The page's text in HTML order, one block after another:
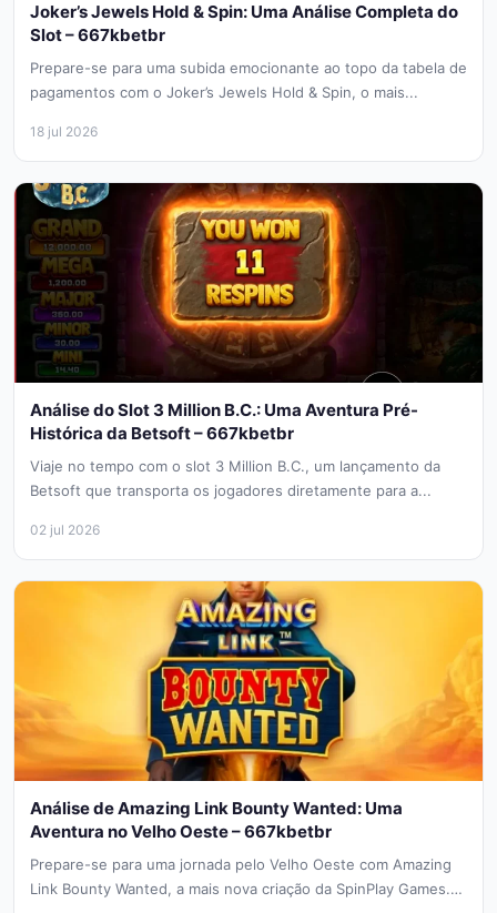
Joker’s Jewels Hold & Spin: Uma Análise Completa do
Slot – 667kbetbr
Prepare-se para uma subida emocionante ao topo da tabela de
pagamentos com o Joker’s Jewels Hold & Spin, o mais...
18 jul 2026
Análise do Slot 3 Million B.C.: Uma Aventura Pré-
Histórica da Betsoft – 667kbetbr
Viaje no tempo com o slot 3 Million B.C., um lançamento da
Betsoft que transporta os jogadores diretamente para a...
02 jul 2026
Análise de Amazing Link Bounty Wanted: Uma
Aventura no Velho Oeste – 667kbetbr
Prepare-se para uma jornada pelo Velho Oeste com Amazing
Link Bounty Wanted, a mais nova criação da SpinPlay Games.